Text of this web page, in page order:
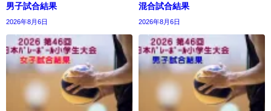
男子試合結果
2026年8月6日
混合試合結果
2026年8月6日